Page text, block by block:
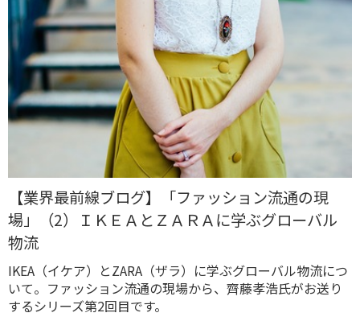
【業界最前線ブログ】「ファッション流通の現
場」（2）ＩＫＥＡとＺＡＲＡに学ぶグローバル
物流
IKEA（イケア）とZARA（ザラ）に学ぶグローバル物流につ
いて。ファッション流通の現場から、齊藤孝浩氏がお送り
するシリーズ第2回目です。